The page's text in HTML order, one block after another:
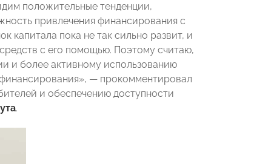
положительные тенденции,
привлечения финансирования с
капитала пока не так сильно развит, и
с его помощью. Поэтому считаю,
и более активному использованию
— прокомментировал
и обеспечению доступности
.